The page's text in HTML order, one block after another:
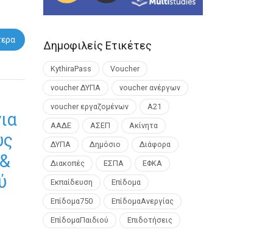
Δημοφιλείς Ετικέτες
KythiraPass Voucher
voucher ΔΥΠΑ voucher ανέργων
voucher εργαζομένων Α21
ΑΑΔΕ ΑΣΕΠ Ακίνητα
ΔΥΠΑ Δημόσιο Διάφορα
Διακοπές ΕΣΠΑ ΕΦΚΑ
Εκπαίδευση Επίδομα
Επίδομα750 ΕπίδομαΑνεργίας
ΕπίδομαΠαιδιού Επιδοτήσεις